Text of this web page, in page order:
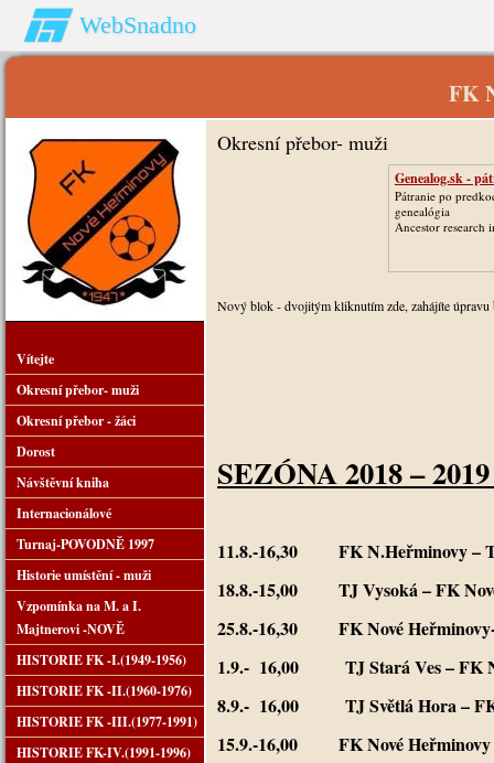
WebSnadno
FK
Vítejte
Okresní přebor- muži
Okresní přebor - žáci
Dorost
Návštěvní kniha
Internacionálové
Turnaj-POVODNĚ 1997
Historie umístění - muži
Vzpomínka na M. a I.
Majtnerovi -NOVĚ
HISTORIE FK -I.(1949-1956)
HISTORIE FK -II.(1960-1976)
HISTORIE FK -III.(1977-1991)
HISTORIE FK-IV.(1991-1996)
Okresní přebor- muži
Genealog.sk -
Pátranie po
genealógia
Ancestor research
Nový blok - dvojitým kliknutím zde, zahájíte úpravu
SEZÓNA 2018 –
11.8.-16,30 FK N.Heřminovy –
18.8.-15,00 TJ Vysoká – FK
25.8.-16,30 FK Nové
1.9.- 16,00 TJ Stará Ves – FK
8.9.- 16,00 TJ Světlá Hora – FK
15.9.-16,00 FK Nové Heřminovy